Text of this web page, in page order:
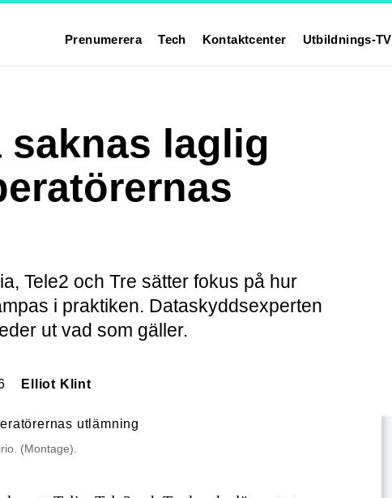
Prenumerera Tech Kontaktcenter Utbildnings-TV
laglig
Tele2 och Tre sätter fokus på hur
i praktiken. Dataskyddsexperten
ut vad som gäller.
Elliot Klint
(Montage).